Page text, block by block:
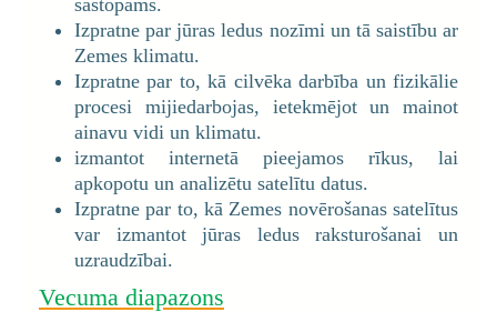
Izpratne par jūras ledus nozīmi un tā saistību ar
Zemes klimatu.
Izpratne par to, kā cilvēka darbība un fizikālie
procesi mijiedarbojas, ietekmējot un mainot
ainavu vidi un klimatu.
izmantot internetā pieejamos rīkus, lai
apkopotu un analizētu satelītu datus.
Izpratne par to, kā Zemes novērošanas satelītus
var izmantot jūras ledus raksturošanai un
uzraudzībai.
Vecuma diapazons